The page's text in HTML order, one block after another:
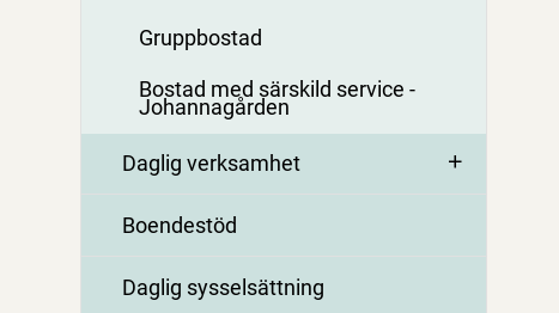
Gruppbostad
Bostad med särskild service -
Johannagården
Daglig verksamhet
Boendestöd
Daglig sysselsättning